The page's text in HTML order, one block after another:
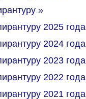
»
2025 года
2024 года
2023 года
2022 года
2021 года